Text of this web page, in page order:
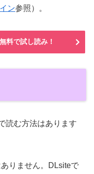
ン参照）。
料で試し読み！
読む方法はあります
りません。DLsiteで